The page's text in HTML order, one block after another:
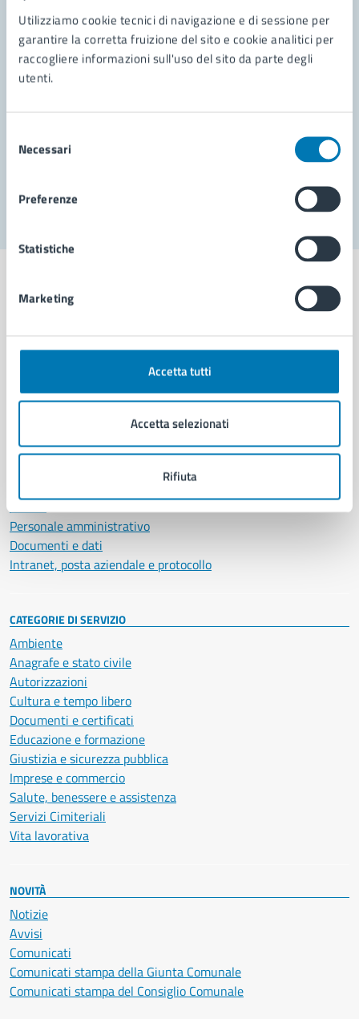
Utilizziamo cookie tecnici di navigazione e di sessione per
garantire la corretta fruizione del sito e cookie analitici per
raccogliere informazioni sull'uso del sito da parte degli
utenti.
delNecessari
Preferenze
Statistiche
Marketing
Accetta tutti
Accetta selezionati
Rifiuta
Leggi le domande frequenti
Problemi in città
Municipalità
Politici
Personale amministrativo
Documenti e dati
Intranet, posta aziendale e protocollo
CATEGORIE DI SERVIZIO
Ambiente
Anagrafe e stato civile
Autorizzazioni
Cultura e tempo libero
Documenti e certificati
Educazione e formazione
Giustizia e sicurezza pubblica
Imprese e commercio
Salute, benessere e assistenza
Servizi Cimiteriali
Vita lavorativa
NOVITÀ
Notizie
Avvisi
Comunicati
Comunicati stampa della Giunta Comunale
Comunicati stampa del Consiglio Comunale